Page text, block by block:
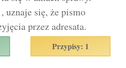
uznaje się, że pismo
przez adresata.
Przypisy: 1